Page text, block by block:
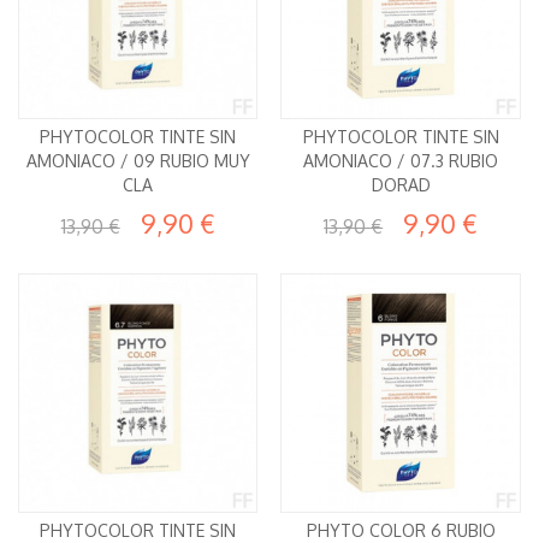
PHYTOCOLOR TINTE SIN
AMONIACO / 09 RUBIO MUY
CLA
13,90 € 9,90 €
PHYTOCOLOR TINTE SIN
AMONIACO / 07.3 RUBIO
DORAD
13,90 € 9,90 €
PHYTOCOLOR TINTE SIN
PHYTO COLOR 6 RUBIO